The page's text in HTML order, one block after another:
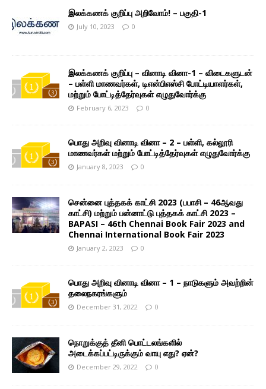
இலக்கணக் குறிப்பு அறிவோம்! – பகுதி-1
July 10, 2023 0
இலக்கணக் குறிப்பு – வினாடி வினா-1 – விடைகளுடன்
– பள்ளி மாணவர்கள், டிஎன்பிஎஸ்சி போட்டியாளர்கள்,
மற்றும் போட்டித்தேர்வுகள் எழுதுவோர்க்கு
February 6, 2023 0
பொது அறிவு வினாடி வினா – 2 – பள்ளி, கல்லூரி
மாணவர்கள் மற்றும் போட்டித்தேர்வுகள் எழுதுவோர்க்கு
January 8, 2023 0
சென்னை புத்தகக் காட்சி 2023 (பபாசி – 46ஆவது
காட்சி) மற்றும் பன்னாட்டு புத்தகக் காட்சி 2023 –
BAPASI – 46th Chennai Book Fair 2023 and
Chennai International Book Fair 2023
January 2, 2023 0
பொது அறிவு வினாடி வினா – 1 – நாடுகளும் அவற்றின்
தலைநகரங்களும்
December 31, 2022 0
நொறுக்குத் தீனி பொட்டலங்களில்
அடைக்கப்பட்டிருக்கும் வாயு எது? ஏன்?
December 29, 2022 0